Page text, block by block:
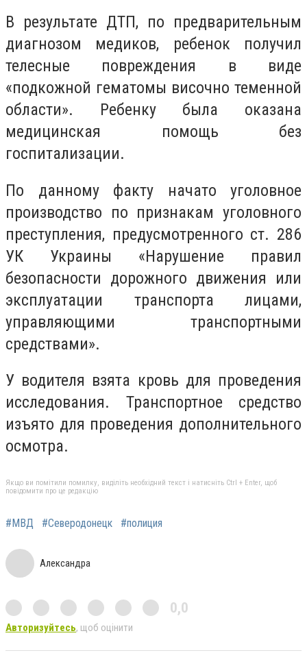
В результате ДТП, по предварительным
диагнозом медиков, ребенок получил
телесные повреждения в виде
«подкожной гематомы височно теменной
области». Ребенку была оказана
медицинская помощь без
госпитализации.
По данному факту начато уголовное
производство по признакам уголовного
преступления, предусмотренного ст. 286
УК Украины «Нарушение правил
безопасности дорожного движения или
эксплуатации транспорта лицами,
управляющими транспортными
средствами».
У водителя взята кровь для проведения
исследования. Транспортное средство
изъято для проведения дополнительного
осмотра.
Якщо ви помітили помилку, виділіть необхідний текст і натисніть Ctrl + Enter, щоб
повідомити про це редакцію
#МВД #Северодонецк #полиция
Александра
0,0
Авторизуйтесь, щоб оцінити